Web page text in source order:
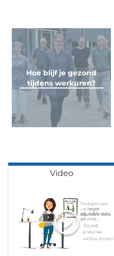
Hoe blijf je gezond
tijdens werkuren?
Video